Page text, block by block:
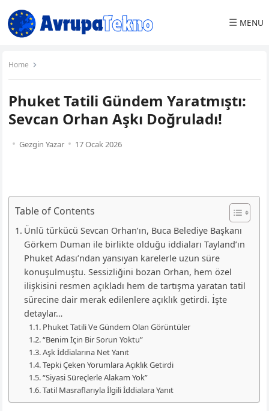
☰ MENU
Home
Phuket Tatili Gündem Yaratmıştı:
Sevcan Orhan Aşkı Doğruladı!
Gezgin Yazar 17 Ocak 2026
Table of Contents
Ünlü türkücü Sevcan Orhan’ın, Buca Belediye Başkanı
Görkem Duman ile birlikte olduğu iddiaları Tayland’ın
Phuket Adası’ndan yansıyan karelerle uzun süre
konuşulmuştu. Sessizliğini bozan Orhan, hem özel
ilişkisini resmen açıkladı hem de tartışma yaratan tatil
sürecine dair merak edilenlere açıklık getirdi. İşte
detaylar…
Phuket Tatili Ve Gündem Olan Görüntüler
“Benim İçin Bir Sorun Yoktu”
Aşk İddialarına Net Yanıt
Tepki Çeken Yorumlara Açıklık Getirdi
“Siyasi Süreçlerle Alakam Yok”
Tatil Masraflarıyla İlgili İddialara Yanıt